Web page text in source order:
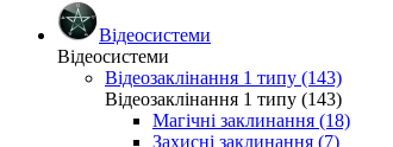
Відеосистеми
Відеосистеми
Відеозаклінання 1 типу (143)
Відеозаклінання 1 типу (143)
Магічні заклинання (18)
Захисні заклинання (7)